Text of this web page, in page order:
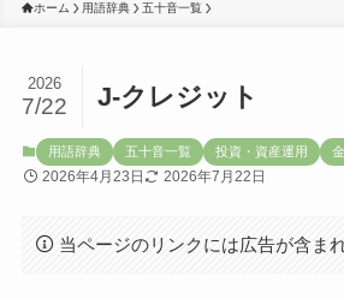
ホーム 用語辞典 五十音一覧
J-クレジット
2026
7/22
用語辞典 五十音一覧 投資・資産運用
2026年4月23日 2026年7月22日
当ページのリンクには広告が含ま